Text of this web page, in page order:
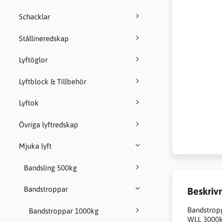
Schacklar
Stållineredskap
Lyftöglor
Lyftblock & Tillbehör
Lyftok
Övriga lyftredskap
Mjuka lyft
Bandsling 500kg
Bandstroppar
Bandstroppar 1000kg
WLL